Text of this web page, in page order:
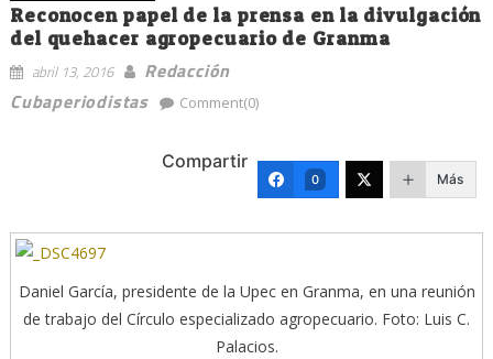
Reconocen papel de la prensa en la divulgación
del quehacer agropecuario de Granma
abril 13, 2016
Redacción
Cubaperiodistas
Comment(0)
Compartir
0 Más
Daniel García, presidente de la Upec en Granma, en una reunión
de trabajo del Círculo especializado agropecuario. Foto: Luis C.
Palacios.